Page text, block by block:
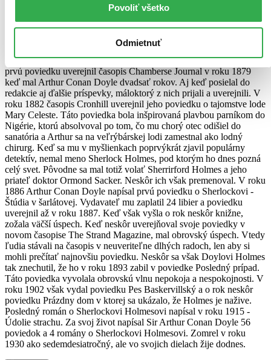
Povoliť všetko
Odmietnuť
Autor mnohých slávnych diel o výnimočnom detektívovi sa narodil
v Edinburgu v Škótsku ako štvrtý potomok. Absolvoval štúdium na
internátnej základnej škole a neskôr aj na lekárskej univerzite. Jeho
prvú poviedku uverejnil časopis Chamberse Journal v roku 1879
keď mal Arthur Conan Doyle dvadsať rokov. Aj keď posielal do
redakcie aj ďalšie príspevky, máloktorý z nich prijali a uverejnili. V
roku 1882 časopis Cronhill uverejnil jeho poviedku o tajomstve lode
Mary Celeste. Táto poviedka bola inšpirovaná plavbou parníkom do
Nigérie, ktorú absolvoval po tom, čo mu chorý otec odišiel do
sanatória a Arthur sa na veľrýbárskej lodi zamestnal ako lodný
chirurg. Keď sa mu v myšlienkach poprvýkrát zjavil populárny
detektív, nemal meno Sherlock Holmes, pod ktorým ho dnes pozná
celý svet. Pôvodne sa mal totiž volať Sherrirford Holmes a jeho
priateľ doktor Ormond Sacker. Neskôr ich však premenoval. V roku
1886 Arthur Conan Doyle napísal prvú poviedku o Sherlockovi -
Štúdia v šarlátovej. Vydavateľ mu zaplatil 24 libier a poviedku
uverejnil až v roku 1887. Keď však vyšla o rok neskôr knižne,
zožala väčší úspech. Keď neskôr uverejňoval svoje poviedky v
novom časopise The Strand Magazine, mal obrovský úspech. Vtedy
ľudia stávali na časopis v neuveriteľne dlhých radoch, len aby si
mohli prečítať najnovšiu poviedku. Neskôr sa však Doylovi Holmes
tak znechutil, že ho v roku 1893 zabil v poviedke Posledný prípad.
Táto poviedka vyvolala obrovskú vlnu nepokoja a nespokojnosti. V
roku 1902 však vydal poviedku Pes Baskervillský a o rok neskôr
poviedku Prázdny dom v ktorej sa ukázalo, že Holmes je nažive.
Posledný román o Sherlockovi Holmesovi napísal v roku 1915 -
Údolie strachu. Za svoj život napísal Sir Arthur Conan Doyle 56
poviedok a 4 romány o Sherlockovi Holmesovi. Zomrel v roku
1930 ako sedemdesiatročný, ale vo svojich dielach žije dodnes.